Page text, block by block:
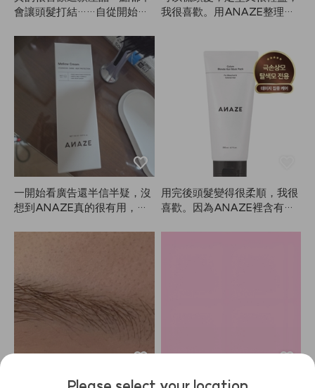
會讓頭髮打結……自從開始用
底了……媽媽還把我的搶走，
只好再買一支。夏天用起來非
常合適。謝謝ANAZE一直推
出這麼棒的產品！我也常常看
你們的YouTube，價格實惠又
好整理頭髮，已經推薦給很多
人了。Hard Fixer、Soft Fixe
r、Mellow Cream、碎髮定
型……每次買完ANAZE又有
更好的新品推出！
我很喜歡。用ANAZE整理頭
一開始看廣告還半信半疑，沒
想到ANAZE真的很有用，熱
用完後頭髮變得很柔順，我很
喜歡。因為ANAZE裡含有矽